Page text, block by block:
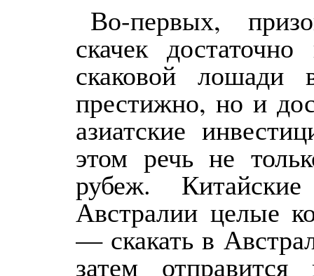
Во-первых,
скачек
скаковой
престижно, но и
азиатские
этом речь не
рубеж.
Австралии целые
— скакать в
затем